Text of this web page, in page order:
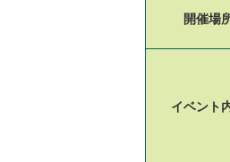
開催場
イベント